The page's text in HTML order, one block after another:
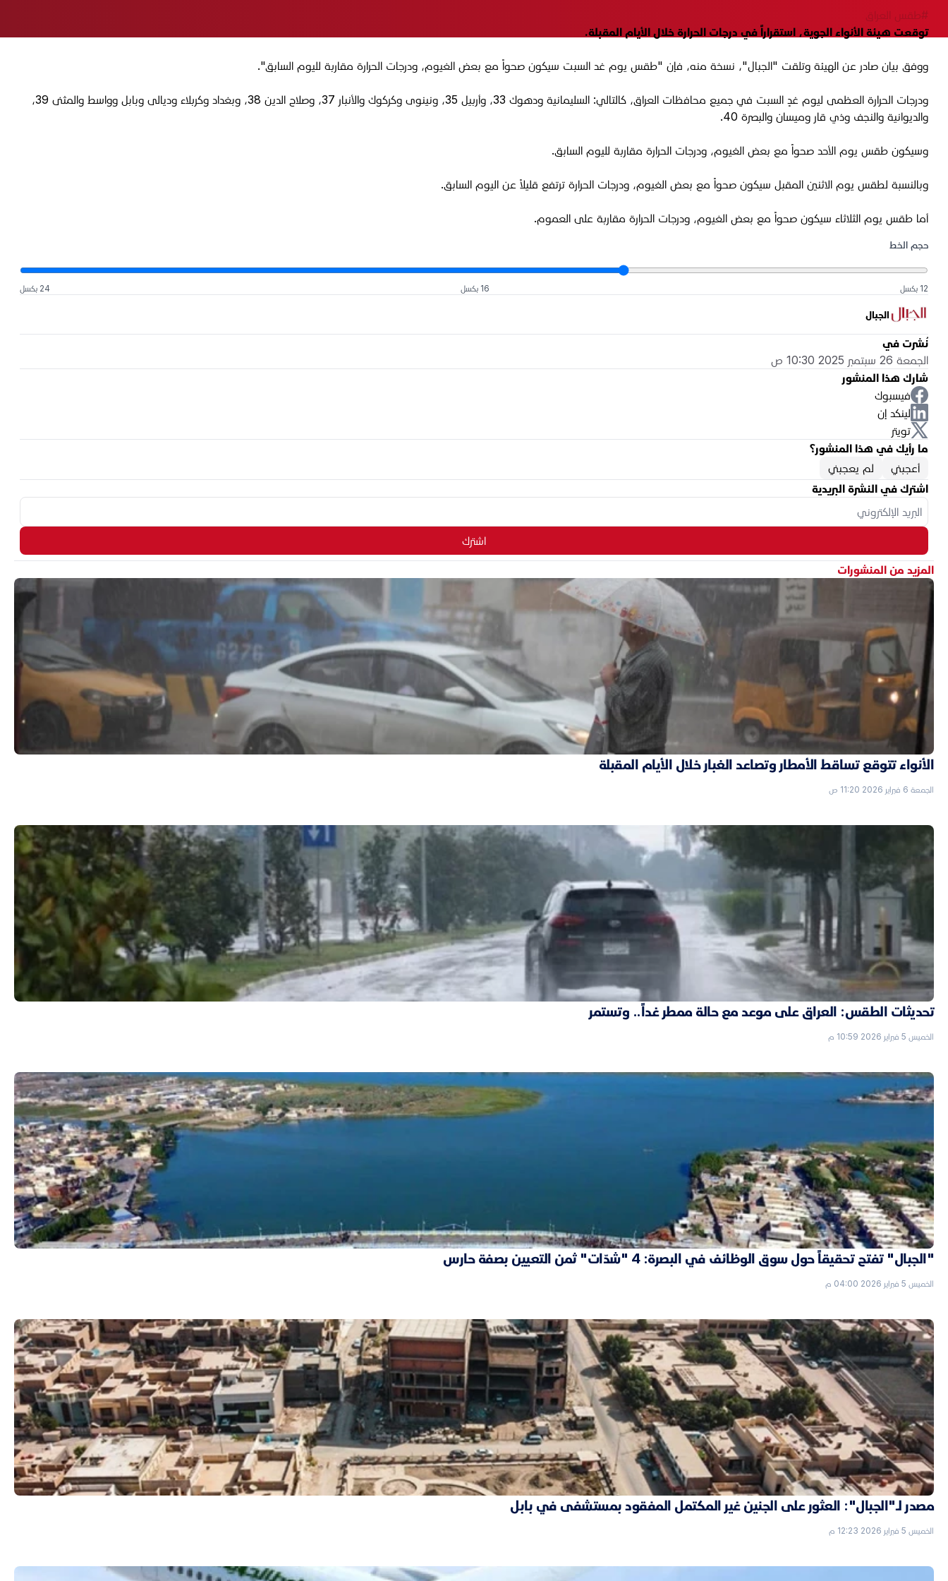
#طقس العراق
توقعت هيئة الأنواء الجوية، استقراراً في درجات الحرارة خلال الأيام المقبلة.
ووفق بيان صادر عن الهيئة وتلقت "الجبال"، نسخة منه، فإن "طقس يوم غد السبت سيكون صحواً مع بعض الغيوم، ودرجات الحرارة مقاربة لليوم السابق".
ودرجات الحرارة العظمى ليوم غدٍ السبت في جميع محافظات العراق، كالتالي: السليمانية ودهوك 33، وأربيل 35، ونينوى وكركوك والأنبار 37، وصلاح الدين 38، وبغداد وكربلاء وديالى وبابل وواسط والمثنى 39،
والديوانية والنجف وذي قار وميسان والبصرة 40.
وسيكون طقس يوم الأحد صحواً مع بعض الغيوم، ودرجات الحرارة مقاربة لليوم السابق.
وبالنسبة لطقس يوم الاثنين المقبل سيكون صحواً مع بعض الغيوم، ودرجات الحرارة ترتفع قليلاً عن اليوم السابق.
أما طقس يوم الثلاثاء سيكون صحواً مع بعض الغيوم، ودرجات الحرارة مقاربة على العموم.
حجم الخط
12 بكسل 16 بكسل 24 بكسل
الجبال
نُشرت في
الجمعة 26 سبتمبر 2025 10:30 ص
شارك هذا المنشور
فيسبوك
لينكد إن
تويتر
ما رأيك في هذا المنشور؟
أعجبني
لم يعجبني
اشترك في النشرة البريدية
اشترك
المزيد من المنشورات
الأنواء تتوقع تساقط الأمطار وتصاعد الغبار خلال الأيام المقبلة
الجمعة 6 فبراير 2026 11:20 ص
تحديثات الطقس: العراق على موعد مع حالة ممطر غداً.. وتستمر
الخميس 5 فبراير 2026 10:59 م
"الجبال" تفتح تحقيقاً حول سوق الوظائف في البصرة: 4 "شدّات" ثمن التعيين بصفة حارس
الخميس 5 فبراير 2026 04:00 م
مصدر لـ"الجبال": العثور على الجنين غير المكتمل المفقود بمستشفى في بابل
الخميس 5 فبراير 2026 12:23 م